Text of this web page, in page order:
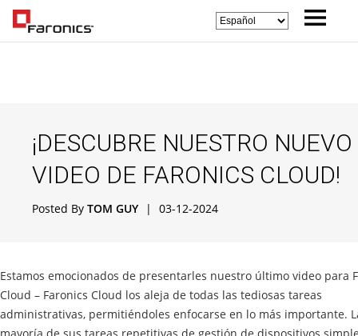
¡DESCUBRE NUESTRO NUEVO
VIDEO DE FARONICS CLOUD!
Posted By TOM GUY | 03-12-2024
Estamos emocionados de presentarles nuestro último video para
Cloud – Faronics Cloud los aleja de todas las tediosas tareas
administrativas, permitiéndoles enfocarse en lo más importante.